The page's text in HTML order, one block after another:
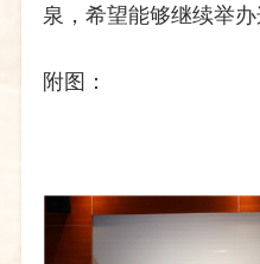
泉，希望能够继续举办
附图：